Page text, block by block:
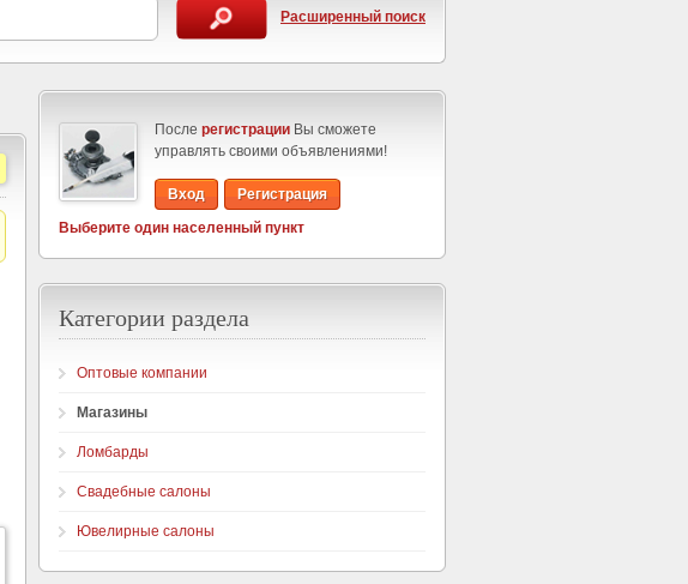
Расширенный поиск
После регистрации Вы сможете
управлять своими объявлениями!
Вход
Регистрация
Выберите один населенный пункт
Категории раздела
Оптовые компании
Магазины
Ломбарды
Свадебные салоны
Ювелирные салоны